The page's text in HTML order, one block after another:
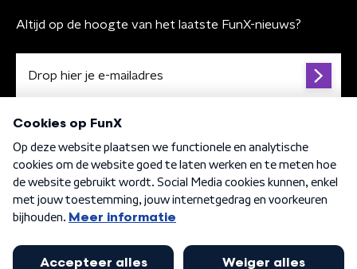
Altijd op de hoogte van het laatste FunX-nieuws?
Algemene voorwaarden Privacybeleid